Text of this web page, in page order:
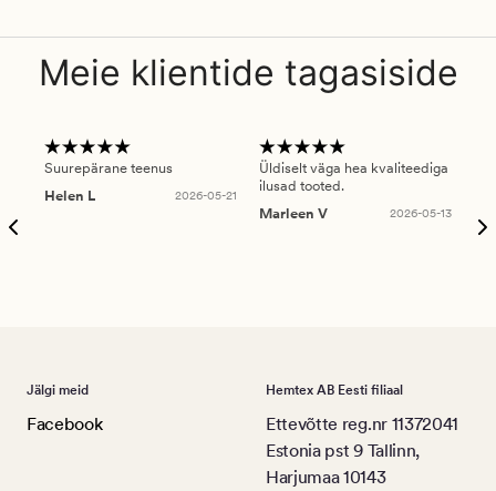
Meie klientide tagasiside
Suurepärane teenus
Helen L
2026-05-21
Üldiselt väga hea kvaliteediga
ilusad tooted.
Marleen V
2026-05-13
Jälgi meid
Facebook
Hemtex AB Eesti filiaal
Ettevõtte reg.nr 11372041
Estonia pst 9 Tallinn,
Harjumaa 10143